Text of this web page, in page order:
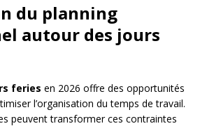
du planning
autour des jours
feries en 2026 offre des opportunités
l’organisation du temps de travail.
peuvent transformer ces contraintes